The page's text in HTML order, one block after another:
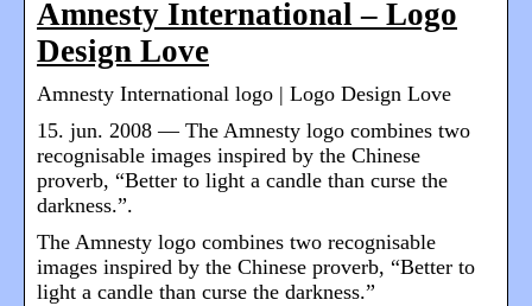
Amnesty International – Logo
Design Love
Amnesty International logo | Logo Design Love
15. jun. 2008 — The Amnesty logo combines two
recognisable images inspired by the Chinese
proverb, “Better to light a candle than curse the
darkness.”.
The Amnesty logo combines two recognisable
images inspired by the Chinese proverb, “Better to
light a candle than curse the darkness.”